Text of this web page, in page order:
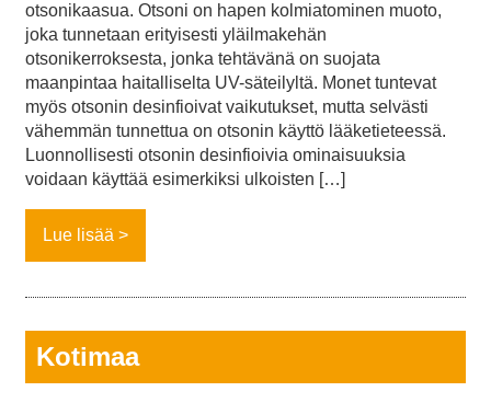
otsonikaasua. Otsoni on hapen kolmiatominen muoto,
joka tunnetaan erityisesti yläilmakehän
otsonikerroksesta, jonka tehtävänä on suojata
maanpintaa haitalliselta UV-säteilyltä. Monet tuntevat
myös otsonin desinfioivat vaikutukset, mutta selvästi
vähemmän tunnettua on otsonin käyttö lääketieteessä.
Luonnollisesti otsonin desinfioivia ominaisuuksia
voidaan käyttää esimerkiksi ulkoisten […]
Lue lisää
Kotimaa